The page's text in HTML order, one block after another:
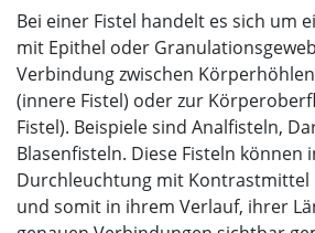
Bei einer Fistel handelt es sich um
mit Epithel oder
Verbindung zwischen
(innere Fistel) oder zur
Fistel). Beispiele sind Analfisteln,
Blasenfisteln. Diese Fisteln können
Durchleuchtung mit
und somit in ihrem Verlauf, ihrer